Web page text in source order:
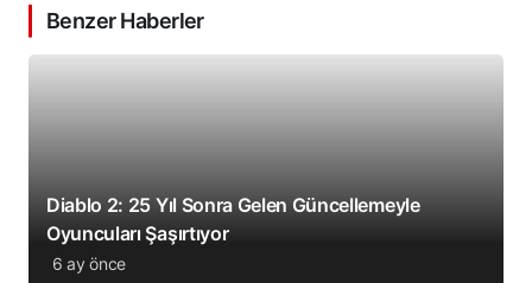
Benzer Haberler
Diablo 2: 25 Yıl Sonra Gelen Güncellemeyle
Oyuncuları Şaşırtıyor
6 ay önce